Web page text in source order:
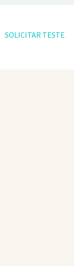
Skip to content
SOLICITAR TESTE